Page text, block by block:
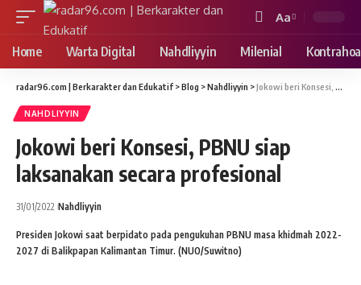
Font
Resizer
Aa
Home Warta Digital Nahdliyyin Milenial
radar96.com | Berkarakter dan Edukatif >Blog >Nahdliyyin >Jokowi beri Konsesi, PBNU siap laksanakan secara profesional
NAHDLIYYIN
Jokowi beri Konsesi, PBNU siap
laksanakan secara profesional
31/01/2022 Nahdliyyin
Presiden Jokowi saat berpidato pada pengukuhan PBNU masa khidmah 2022-
2027 di Balikpapan Kalimantan Timur. (NUO/Suwitno)